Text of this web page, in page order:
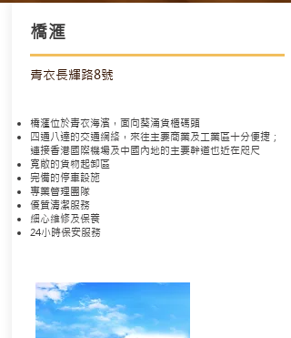
橋滙
青衣長輝路8號
橋滙位於青衣海濱，面向葵涌貨櫃碼頭
四通八達的交通網絡，來往主要商業及工業區十分便捷；
連接香港國際機場及中國內地的主要幹道也近在咫尺
寬敞的貨物起卸區
完備的停車設施
專業管理團隊
優質清潔服務
細心維修及保養
24小時保安服務